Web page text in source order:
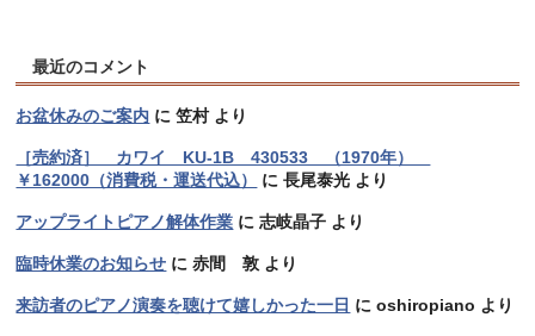
最近のコメント
お盆休みのご案内 に笠村より
［売約済］ カワイ KU-1B 430533 （1970年）
￥162000（消費税・運送代込）
に長尾泰光 より
アップライトピアノ解体作業 に志岐晶子 より
臨時休業のお知らせ に赤間 敦 より
来訪者のピアノ演奏を聴けて嬉しかった一日 にoshiropiano より